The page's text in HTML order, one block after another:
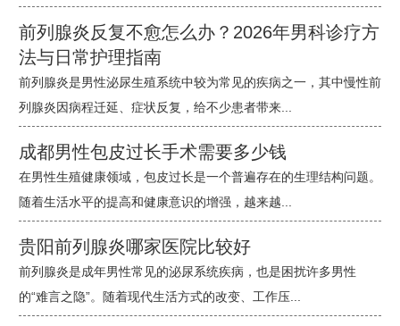
前列腺炎反复不愈怎么办？2026年男科诊疗方
法与日常护理指南
前列腺炎是男性泌尿生殖系统中较为常见的疾病之一，其中慢性前
列腺炎因病程迁延、症状反复，给不少患者带来...
成都男性包皮过长手术需要多少钱
在男性生殖健康领域，包皮过长是一个普遍存在的生理结构问题。
随着生活水平的提高和健康意识的增强，越来越...
贵阳前列腺炎哪家医院比较好
前列腺炎是成年男性常见的泌尿系统疾病，也是困扰许多男性
的“难言之隐”。随着现代生活方式的改变、工作压...